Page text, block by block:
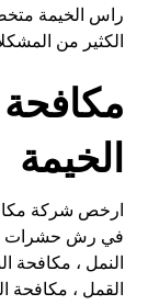
راس الخيمة
الكثير من
الخيمة
ارخص شركة
في رش حشرات ،
النمل ، مكافحة
القمل ، مكافحة